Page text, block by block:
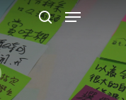
閉跳窗